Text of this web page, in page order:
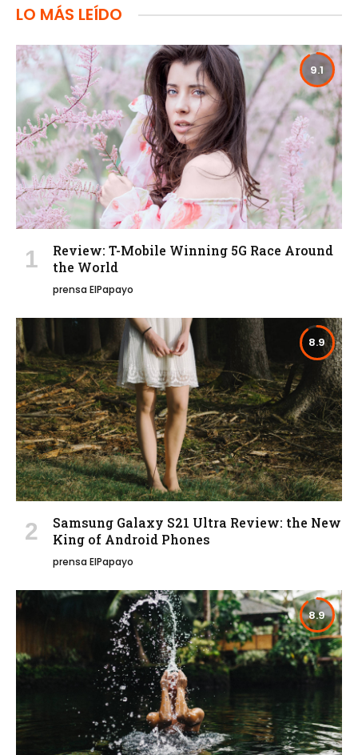
LO MÁS LEÍDO
9.1
Review: T-Mobile Winning 5G Race Around
the World
prensa ElPapayo
8.9
Samsung Galaxy S21 Ultra Review: the New
King of Android Phones
prensa ElPapayo
8.9